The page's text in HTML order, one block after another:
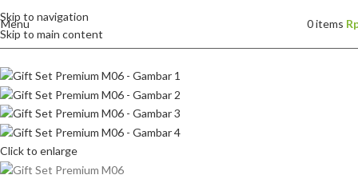
Skip to navigation
Skip to main content
Menu 0items
Click to enlarge